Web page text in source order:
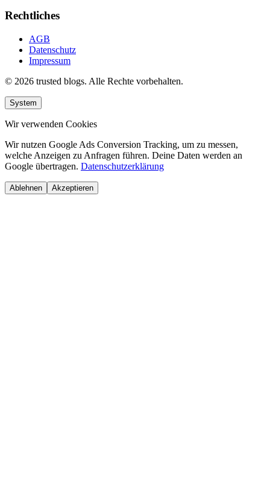
Rechtliches
AGB
Datenschutz
Impressum
© 2026 trusted blogs. Alle Rechte vorbehalten.
System
Wir verwenden Cookies
Wir nutzen Google Ads Conversion Tracking, um zu messen,
welche Anzeigen zu Anfragen führen. Deine Daten werden an
Google übertragen. Datenschutzerklärung
Ablehnen Akzeptieren